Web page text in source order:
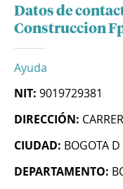
Datos de
Construccion
Ayuda
NIT: 9019729381
DIRECCIÓN:
CIUDAD: BOGOTA D
DEPARTAMENTO: